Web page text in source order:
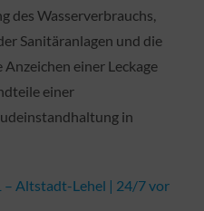
des Wasserverbrauchs,
Sanitäranlagen und die
einer Leckage
einer
in
– Altstadt-Lehel | 24/7 vor